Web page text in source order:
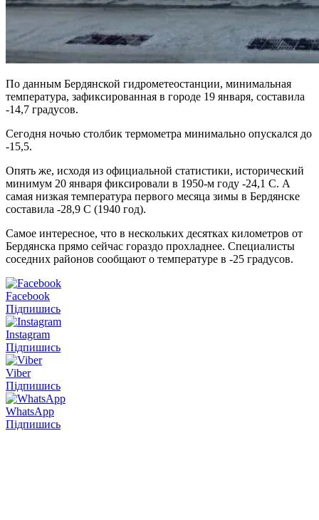
По данным Бердянской гидрометеостанции, минимальная
температура, зафиксированная в городе 19 января, составила
-14,7 градусов.
Сегодня ночью столбик термометра минимально опускался до
-15,5.
Опять же, исходя из официальной статистики, исторический
минимум 20 января фиксировали в 1950-м году -24,1 С. А
самая низкая температура первого месяца зимы в Бердянске
составила -28,9 С (1940 год).
Самое интересное, что в нескольких десятках километров от
Бердянска прямо сейчас гораздо прохладнее. Специалисты
соседних районов сообщают о температуре в -25 градусов.
Facebook
Підпишись
Instagram
Підпишись
Viber
Підпишись
WhatsApp
Підпишись